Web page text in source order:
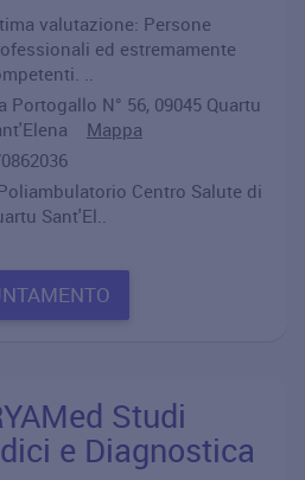
valutazione: Persone
ed estremamente
..
Portogallo N° 56, 09045 Quartu
Mappa
Centro Salute di
Sant'El..
Studi
e Diagnostica